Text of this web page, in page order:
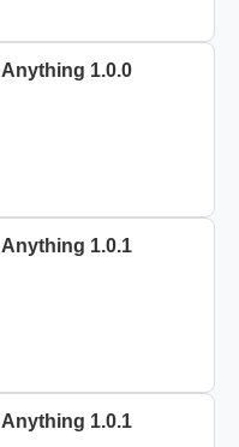
1.0.0
1.0.1
1.0.1